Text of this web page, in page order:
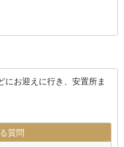
にお迎えに行き、安置所ま
質問